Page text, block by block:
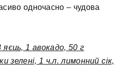
одночасно – чудова
яєць, 1 авокадо, 50 г
зелені, 1 ч.л. лимонний сік,